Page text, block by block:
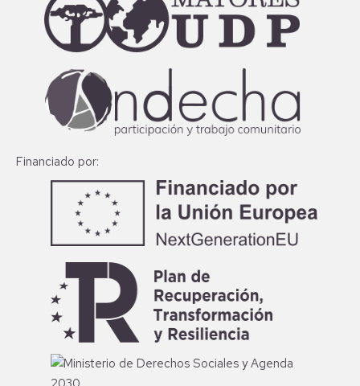
Financiado por: